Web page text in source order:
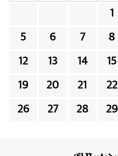
1
5 6 7 8
12 13 14 15
19 20 21 22
26 27 28 29